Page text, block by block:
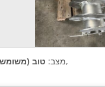
מצב: טוב ,